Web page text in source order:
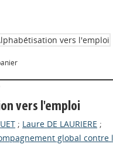
vers l'emploi
; Laure DE LAURIERE ;
global contre